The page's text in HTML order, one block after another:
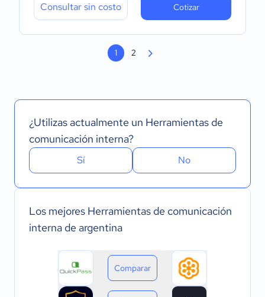
Consultar sin costo Cotizar
1 2
¿Utilizas actualmente un Herramientas de
comunicación interna?
Sí No
Los mejores Herramientas de comunicación
interna de argentina
Comparar